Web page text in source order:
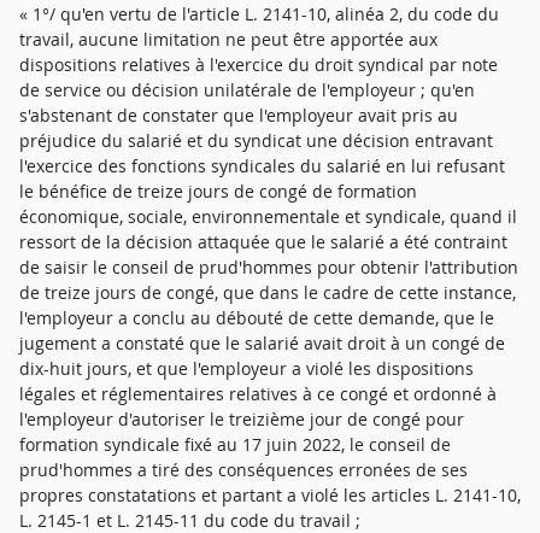
« 1°/ qu'en vertu de l'article L. 2141-10, alinéa 2, du code du
travail, aucune limitation ne peut être apportée aux
dispositions relatives à l'exercice du droit syndical par note
de service ou décision unilatérale de l'employeur ; qu'en
s'abstenant de constater que l'employeur avait pris au
préjudice du salarié et du syndicat une décision entravant
l'exercice des fonctions syndicales du salarié en lui refusant
le bénéfice de treize jours de congé de formation
économique, sociale, environnementale et syndicale, quand il
ressort de la décision attaquée que le salarié a été contraint
de saisir le conseil de prud'hommes pour obtenir l'attribution
de treize jours de congé, que dans le cadre de cette instance,
l'employeur a conclu au débouté de cette demande, que le
jugement a constaté que le salarié avait droit à un congé de
dix-huit jours, et que l'employeur a violé les dispositions
légales et réglementaires relatives à ce congé et ordonné à
l'employeur d'autoriser le treizième jour de congé pour
formation syndicale fixé au 17 juin 2022, le conseil de
prud'hommes a tiré des conséquences erronées de ses
propres constatations et partant a violé les articles L. 2141-10,
L. 2145-1 et L. 2145-11 du code du travail ;